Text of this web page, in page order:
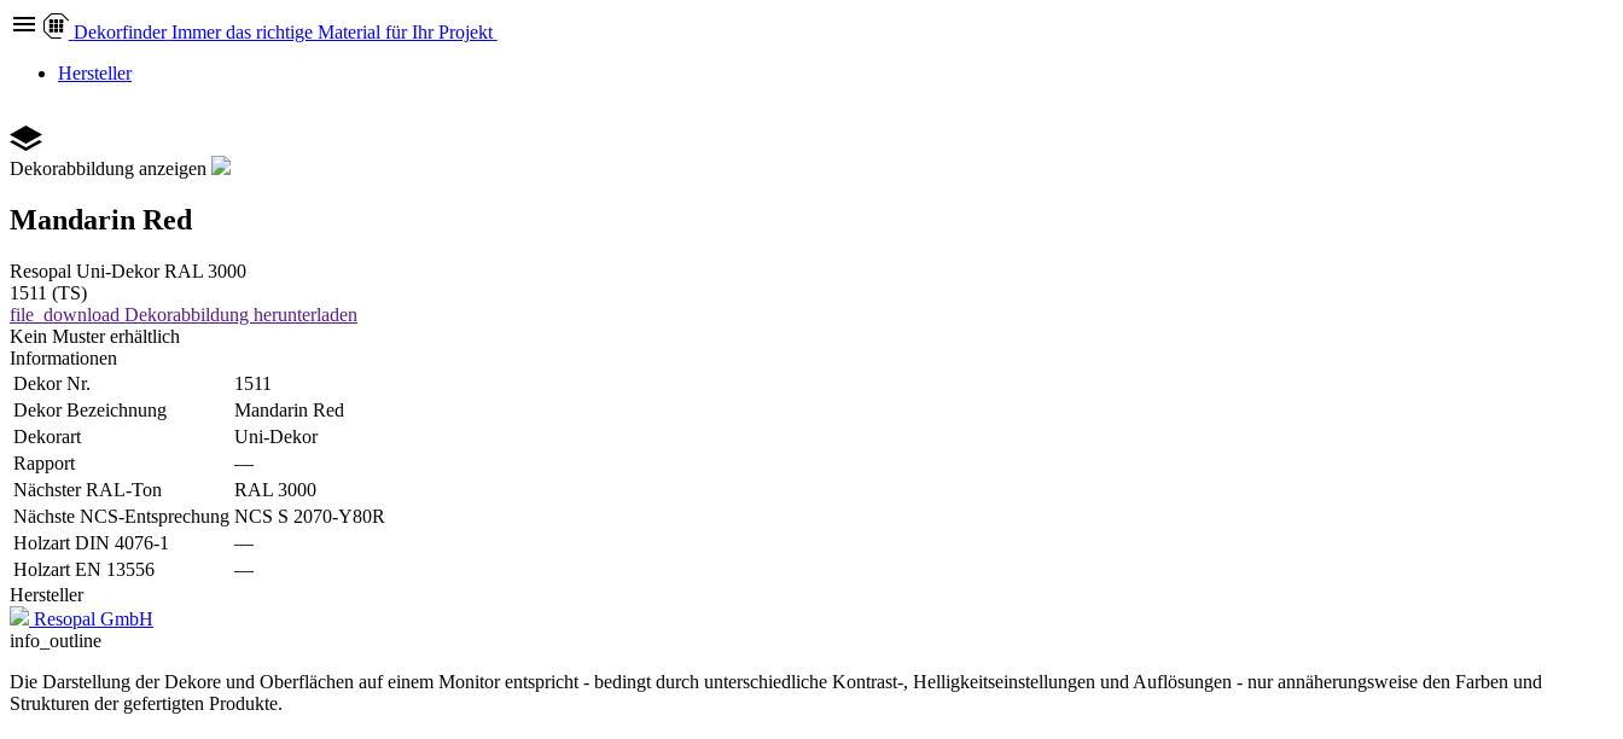
Dekorfinder Immer das richtige Material für Ihr Projekt
Hersteller
Dekorabbildung anzeigen
Mandarin Red
Resopal Uni-Dekor RAL 3000
1511 (TS)
file_download Dekorabbildung herunterladen
Kein Muster erhältlich
Informationen
Dekor Nr.
1511
Dekor Bezeichnung
Mandarin Red
Dekorart
Uni-Dekor
Rapport
—
Nächster RAL-Ton
RAL 3000
Nächste NCS-Entsprechung NCS S 2070-Y80R
Holzart DIN 4076-1
—
Holzart EN 13556
—
Hersteller
Resopal GmbH
info_outline
Die Darstellung der Dekore und Oberflächen auf einem Monitor entspricht - bedingt durch unterschiedliche Kontrast-, Helligkeitseinstellungen und Auflösungen - nur annäherungsweise den Farben und
Strukturen der gefertigten Produkte.